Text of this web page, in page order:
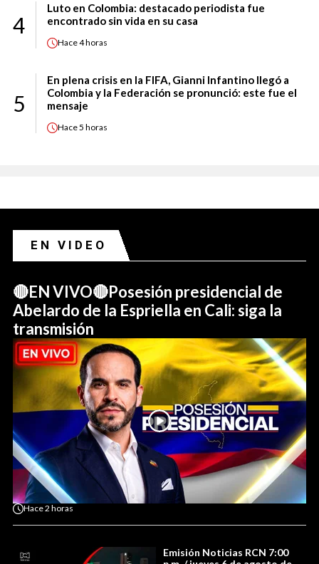
4
Luto en Colombia: destacado periodista fue
encontrado sin vida en su casa
Hace4 horas
5
En plena crisis en la FIFA, Gianni Infantino llegó a
Colombia y la Federación se pronunció: este fue el
mensaje
Hace5 horas
EN VIDEO
🔴EN VIVO🔴Posesión presidencial de
Abelardo de la Espriella en Cali: siga la
transmisión
Hace2 horas
Emisión Noticias RCN 7:00